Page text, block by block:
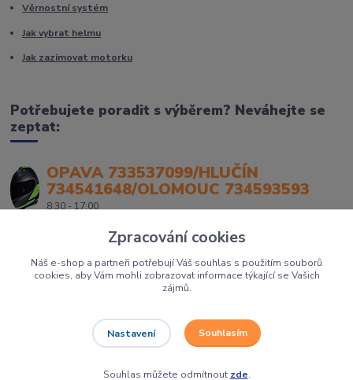
Věrnostní systém
Jak vybrat helmu
Jak zazimovat motorku
Potřebujete poradit s výběrem? Neváhejte se
zeptat:
OPAVA 733537099/HLUČÍN
734541648/OLOMOUC 734593593
8:30 - 17:00
Největší prodejce motorek, čtyřkolek a skútrů na Severní Moravě to je
Zpracování cookies
Náš e-shop a partneři potřebují Váš souhlas s použitím souborů
cookies, aby Vám mohli zobrazovat informace týkající se Vašich
zájmů.
Nastavení Souhlasím
Souhlas můžete odmítnout zde.